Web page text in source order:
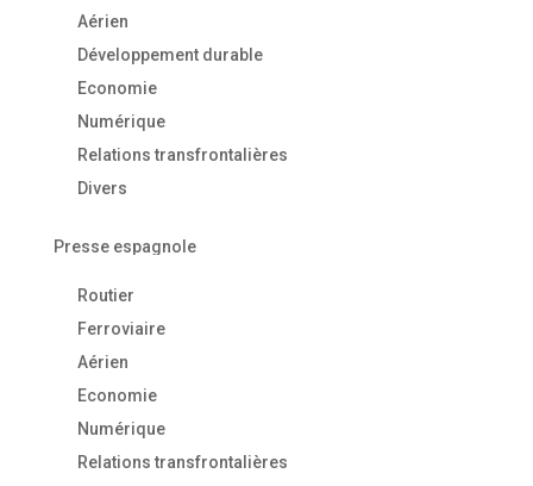
Aérien
Développement durable
Economie
Numérique
Relations transfrontalières
Divers
Presse espagnole
Routier
Ferroviaire
Aérien
Economie
Numérique
Relations transfrontalières